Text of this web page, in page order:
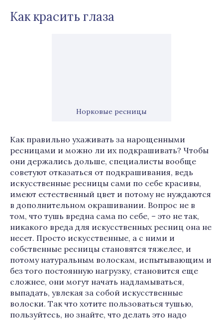
Как красить глаза
Норковые ресницы
Как правильно ухаживать за нарощенными
ресницами и можно ли их подкрашивать? Чтобы
они держались дольше, специалисты вообще
советуют отказаться от подкрашивания, ведь
искусственные ресницы сами по себе красивы,
имеют естественный цвет и потому не нуждаются
в дополнительном окрашивании. Вопрос не в
том, что тушь вредна сама по себе, – это не так,
никакого вреда для искусственных ресниц она не
несет. Просто искусственные, а с ними и
собственные ресницы становятся тяжелее, и
потому натуральным волоскам, испытывающим и
без того постоянную нагрузку, становится еще
сложнее, они могут начать надламываться,
выпадать, увлекая за собой искусственные
волоски. Так что хотите пользоваться тушью,
пользуйтесь, но знайте, что делать это надо